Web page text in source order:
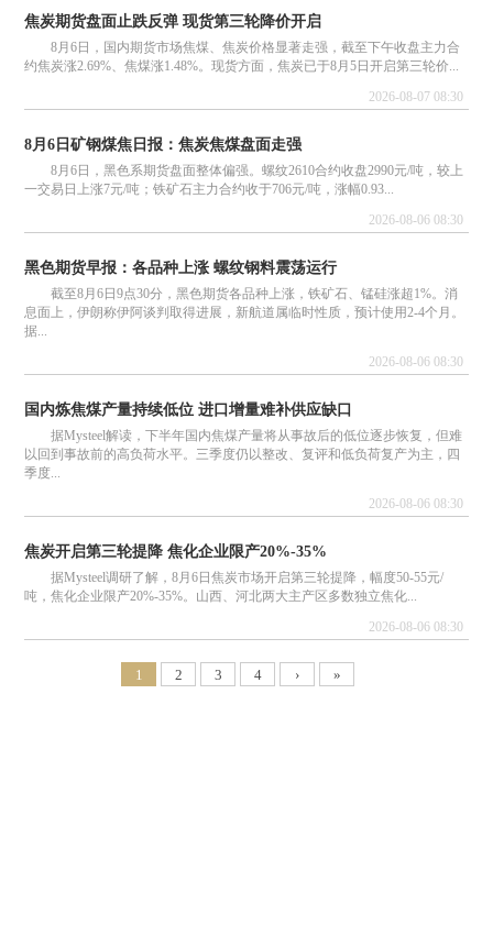
焦炭期货盘面止跌反弹 现货第三轮降价开启
8月6日，国内期货市场焦煤、焦炭价格显著走强，截至下午收盘主力合
约焦炭涨2.69%、焦煤涨1.48%。现货方面，焦炭已于8月5日开启第三轮价...
2026-08-07 08:30
8月6日矿钢煤焦日报：焦炭焦煤盘面走强
8月6日，黑色系期货盘面整体偏强。螺纹2610合约收盘2990元/吨，较上
一交易日上涨7元/吨；铁矿石主力合约收于706元/吨，涨幅0.93...
2026-08-06 08:30
黑色期货早报：各品种上涨 螺纹钢料震荡运行
截至8月6日9点30分，黑色期货各品种上涨，铁矿石、锰硅涨超1%。消
息面上，伊朗称伊阿谈判取得进展，新航道属临时性质，预计使用2-4个月。
据...
2026-08-06 08:30
国内炼焦煤产量持续低位 进口增量难补供应缺口
据Mysteel解读，下半年国内焦煤产量将从事故后的低位逐步恢复，但难
以回到事故前的高负荷水平。三季度仍以整改、复评和低负荷复产为主，四
季度...
2026-08-06 08:30
焦炭开启第三轮提降 焦化企业限产20%-35%
据Mysteel调研了解，8月6日焦炭市场开启第三轮提降，幅度50-55元/
吨，焦化企业限产20%-35%。山西、河北两大主产区多数独立焦化...
2026-08-06 08:30
1 2 3 4 › »